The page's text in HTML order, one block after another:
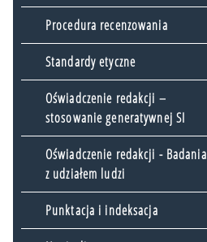
Procedura recenzowania
Standardy etyczne
Oświadczenie redakcji –
stosowanie generatywnej SI
Oświadczenie redakcji - Badania
z udziałem ludzi
Punktacja i indeksacja